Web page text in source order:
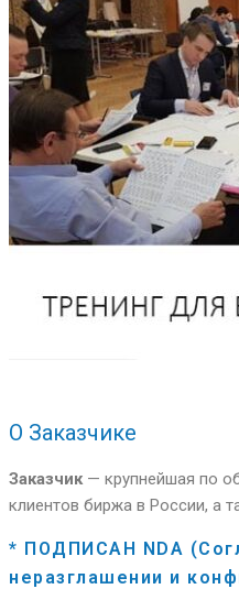
О Заказчике
Заказчик— крупнейшая по
клиентов биржа в России, а
* ПОДПИСАН NDA
неразглашении и